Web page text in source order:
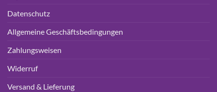
Datenschutz
Allgemeine Geschäftsbedingungen
Zahlungsweisen
Widerruf
Versand & Lieferung